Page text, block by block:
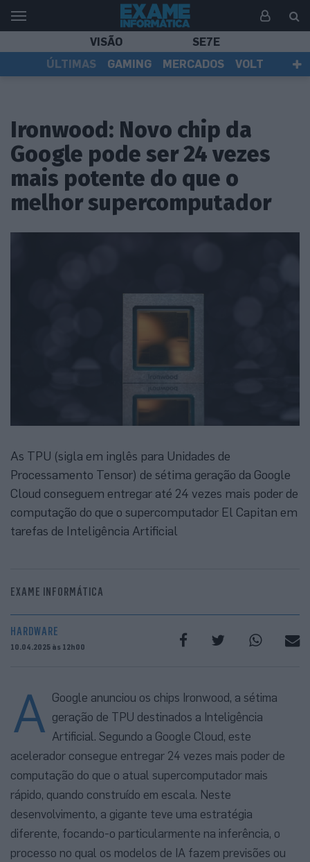
VISÃO
SE7E
ÚLTIMAS
GAMING MERCADOS
VOLT
Ironwood: Novo chip da
Google pode ser 24 vezes
mais potente do que o
melhor supercomputador
As TPU (sigla em inglês para Unidades de
Processamento Tensor) de sétima geração da Google
Cloud conseguem entregar até 24 vezes mais poder de
computação do que o supercomputador El Capitan em
tarefas de Inteligência Artificial
EXAME INFORMÁTICA
HARDWARE
10.04.2025 às 12h00
A Google anunciou os chips Ironwood, a sétima
geração de TPU destinados a Inteligência
Artificial. Segundo a Google Cloud, este
acelerador consegue entregar 24 vezes mais poder de
computação do que o atual supercomputador mais
rápido, quando construído em escala. Neste
desenvolvimento, a gigante teve uma estratégia
diferente, focando-o particularmente na inferência, o
processo no qual os modelos de IA fazem previsões ou